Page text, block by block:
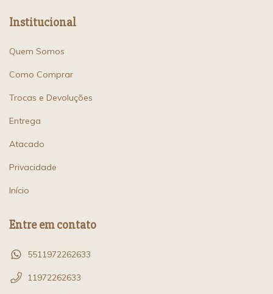
Institucional
Quem Somos
Como Comprar
Trocas e Devoluções
Entrega
Atacado
Privacidade
Início
Entre em contato
5511972262633
11972262633